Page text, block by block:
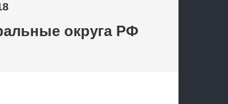
округа РФ